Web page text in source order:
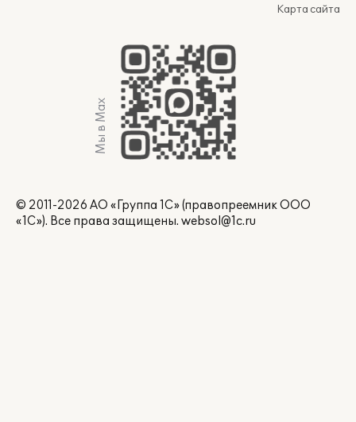
Карта сайта
Мы в Max
© 2011-2026 АО «Группа 1С» (правопреемник ООО
«1С»). Все права защищены. websol@1c.ru